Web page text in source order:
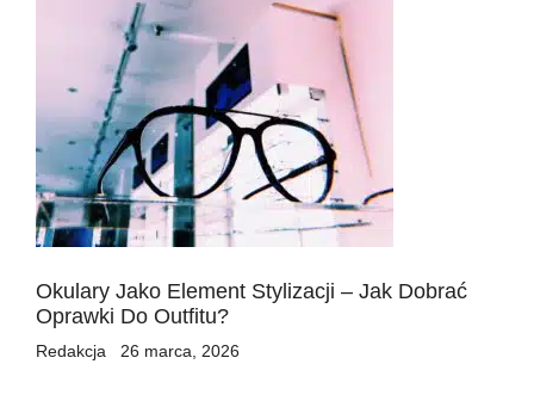
Okulary Jako Element Stylizacji – Jak Dobrać
Oprawki Do Outfitu?
Redakcja 26 marca, 2026